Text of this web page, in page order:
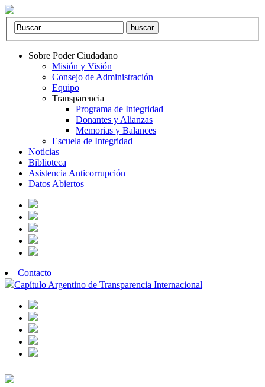
Sobre Poder Ciudadano
Misión y Visión
Consejo de Administración
Equipo
Transparencia
Programa de Integridad
Donantes y Alianzas
Memorias y Balances
Escuela de Integridad
Noticias
Biblioteca
Asistencia Anticorrupción
Datos Abiertos
Contacto
Capítulo Argentino de Transparencia Internacional